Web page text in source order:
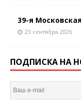
39-я
23 сентября 2026
ПОДПИСКА НА